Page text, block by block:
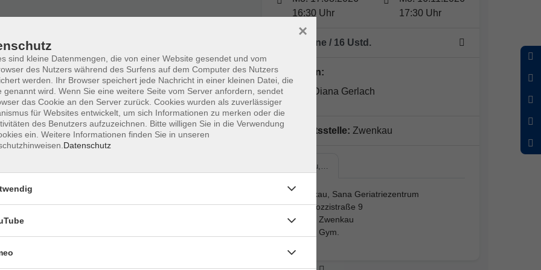
Uhr
Uhr
Uhr
16:30 Uhr
17:30 Uhr
12 Termine / 16 Ustd.
Dozent*in:
Claudia Diana Gerlach
Geschäftsstelle: Zwenkau
Zwenkau,…
Zwenkau, Sana Geriatriezentrum
Pestalozzistraße 9
04442 Zwenkau
1.120, Gym.
sind kleine Datenmengen, die von einer Website gesendet und vom
des Nutzers während des Surfens auf dem Computer des Nutzers
werden. Ihr Browser speichert jede Nachricht in einer kleinen Datei, die
genannt wird. Wenn Sie eine weitere Seite vom Server anfordern, sendet
das Cookie an den Server zurück. Cookies wurden als zuverlässiger
für Websites entwickelt, um sich Informationen zu merken oder die
des Benutzers aufzuzeichnen. Bitte willigen Sie in die Verwendung
ein. Weitere Informationen finden Sie in unseren
Datenschutz
×